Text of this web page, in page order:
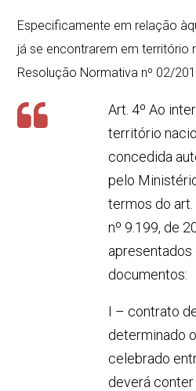
Especificamente em relação
já se encontrarem em território
Resolução Normativa nº 02/
Art. 4º Ao
território
concedida
pelo
termos do
nº 9.199, de
documentos:
I – contrato
determinado
celebrado
deverá